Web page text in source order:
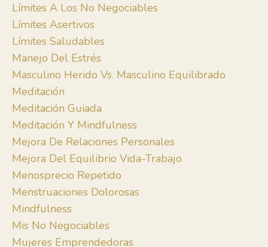
Límites A Los No Negociables
Límites Asertivos
Límites Saludables
Manejo Del Estrés
Masculino Herido Vs. Masculino Equilibrado
Meditación
Meditación Guiada
Meditación Y Mindfulness
Mejora De Relaciones Personales
Mejora Del Equilibrio Vida-Trabajo
Menosprecio Repetido
Menstruaciones Dolorosas
Mindfulness
Mis No Negociables
Mujeres Emprendedoras